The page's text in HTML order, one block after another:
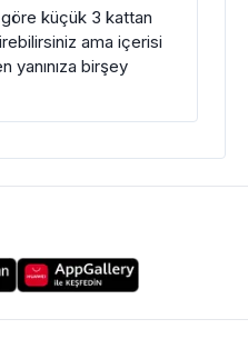
küçük 3 kattan
ama içerisi
yanınıza birşey